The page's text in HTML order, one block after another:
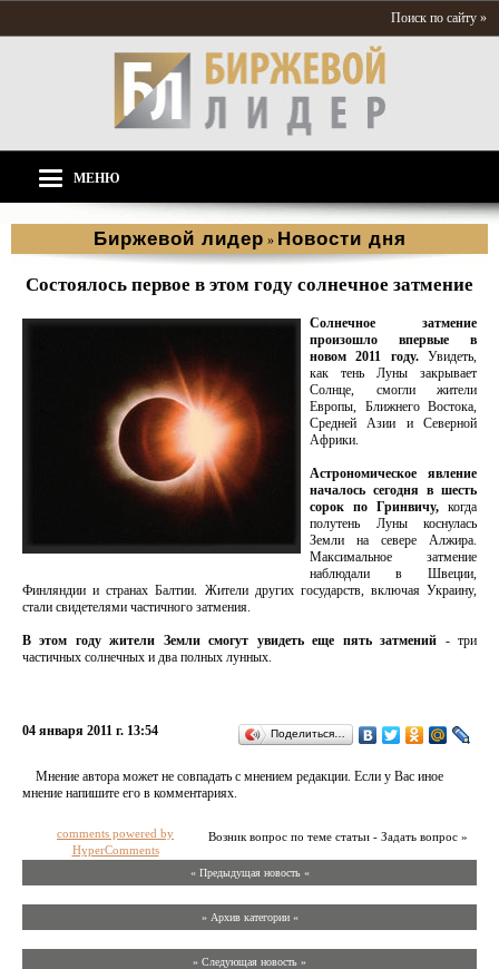
Поиск по сайту »
МЕНЮ
Биржевой лидер » Новости дня
Состоялось первое в этом году солнечное затмение
Солнечное затмение
произошло впервые в
новом 2011 году. Увидеть,
как тень Луны закрывает
Солнце, смогли жители
Европы, Ближнего Востока,
Средней Азии и Северной
Африки.
Астрономическое явление
началось сегодня в шесть
сорок по Гринвичу, когда
полутень Луны коснулась
Земли на севере Алжира.
Максимальное затмение
наблюдали в Швеции,
Финляндии и странах Балтии. Жители других государств, включая Украину,
стали свидетелями частичного затмения.
В этом году жители Земли смогут увидеть еще пять затмений - три
частичных солнечных и два полных лунных.
04 января 2011 г. 13:54 Поделиться…
Мнение автора может не совпадать с мнением редакции. Если у Вас иное
мнение напишите его в комментариях.
Возник вопрос по теме статьи - Задать вопрос »
comments powered by
HyperComments
« Предыдущая новость «
» Архив категории «
» Следующая новость »